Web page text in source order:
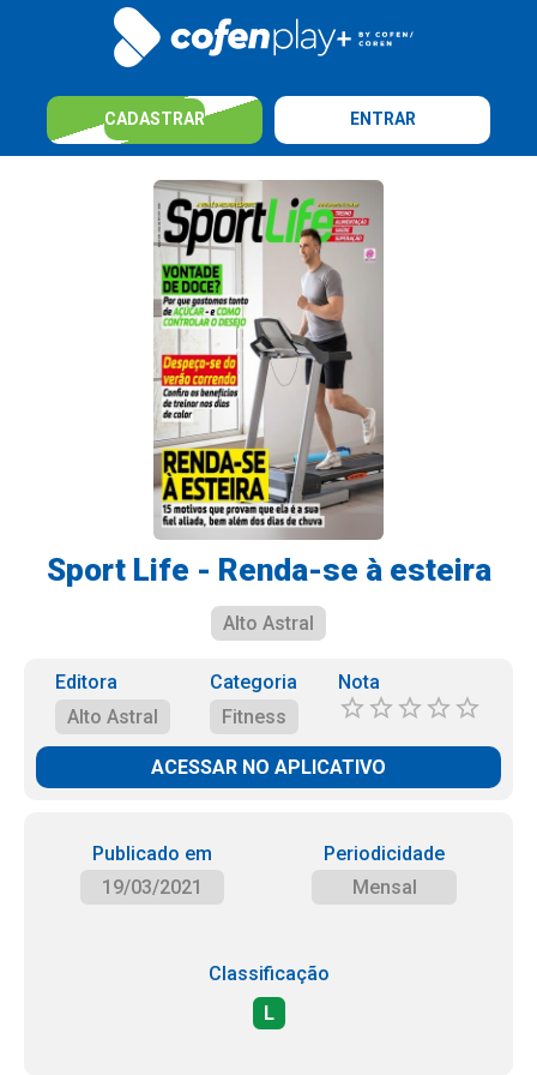
CADASTRAR ENTRAR
Sport Life - Renda-se à esteira
Alto Astral
Editora
Alto Astral
Categoria
Fitness
Nota
ACESSAR NO APLICATIVO
Publicado em
19/03/2021
Periodicidade
Mensal
Classificação
L